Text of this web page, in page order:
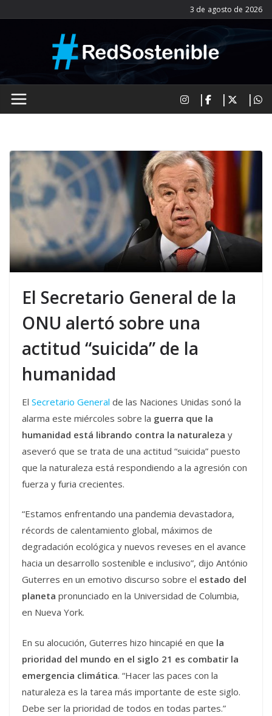
al
3 de agosto de 2026
El Secretario General de la
ONU alertó sobre una
actitud “suicida” de la
humanidad
El Secretario General de las Naciones Unidas sonó la
alarma este miércoles sobre la guerra que la
humanidad está librando contra la naturaleza y
aseveró que se trata de una actitud “suicida” puesto
que la naturaleza está respondiendo a la agresión con
fuerza y furia crecientes.
“Estamos enfrentando una pandemia devastadora,
récords de calentamiento global, máximos de
degradación ecológica y nuevos reveses en el avance
hacia un desarrollo sostenible e inclusivo”, dijo António
Guterres en un emotivo discurso sobre el estado del
planeta pronunciado en la Universidad de Columbia,
en Nueva York.
En su alocución, Guterres hizo hincapié en que la
prioridad del mundo en el siglo 21 es combatir la
emergencia climática. “Hacer las paces con la
naturaleza es la tarea más importante de este siglo.
Debe ser la prioridad de todos en todas partes.”